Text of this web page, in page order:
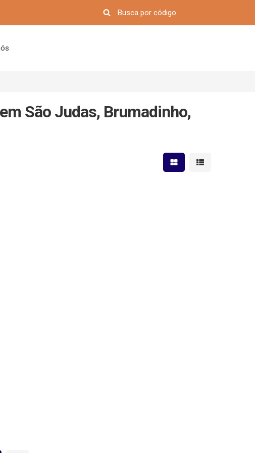
São Judas, Brumadinho,
Mostrar resultados em
Mostrar